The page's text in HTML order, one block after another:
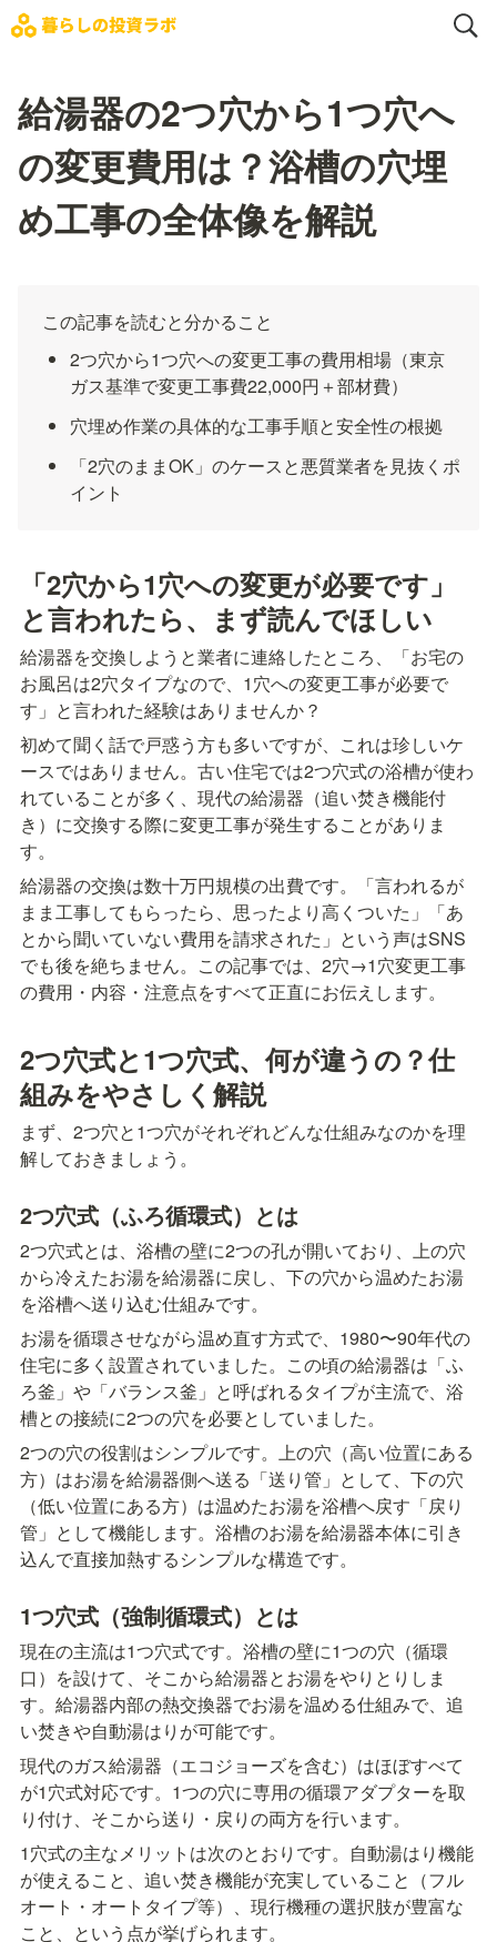
給湯器の2つ穴から1つ穴へ
の変更費用は？浴槽の穴埋
め工事の全体像を解説
この記事を読むと分かること
2つ穴から1つ穴への変更工事の費用相場（東京
ガス基準で変更工事費22,000円＋部材費）
穴埋め作業の具体的な工事手順と安全性の根拠
「2穴のままOK」のケースと悪質業者を見抜くポ
イント
「2穴から1穴への変更が必要です」
と言われたら、まず読んでほしい
給湯器を交換しようと業者に連絡したところ、「お宅の
お風呂は2穴タイプなので、1穴への変更工事が必要で
す」と言われた経験はありませんか？
初めて聞く話で戸惑う方も多いですが、これは珍しいケ
ースではありません。古い住宅では2つ穴式の浴槽が使わ
れていることが多く、現代の給湯器（追い焚き機能付
き）に交換する際に変更工事が発生することがありま
す。
給湯器の交換は数十万円規模の出費です。「言われるが
まま工事してもらったら、思ったより高くついた」「あ
とから聞いていない費用を請求された」という声はSNS
でも後を絶ちません。この記事では、2穴→1穴変更工事
の費用・内容・注意点をすべて正直にお伝えします。
2つ穴式と1つ穴式、何が違うの？仕
組みをやさしく解説
まず、2つ穴と1つ穴がそれぞれどんな仕組みなのかを理
解しておきましょう。
2つ穴式（ふろ循環式）とは
2つ穴式とは、浴槽の壁に2つの孔が開いており、上の穴
から冷えたお湯を給湯器に戻し、下の穴から温めたお湯
を浴槽へ送り込む仕組みです。
お湯を循環させながら温め直す方式で、1980〜90年代の
住宅に多く設置されていました。この頃の給湯器は「ふ
ろ釜」や「バランス釜」と呼ばれるタイプが主流で、浴
槽との接続に2つの穴を必要としていました。
2つの穴の役割はシンプルです。上の穴（高い位置にある
方）はお湯を給湯器側へ送る「送り管」として、下の穴
（低い位置にある方）は温めたお湯を浴槽へ戻す「戻り
管」として機能します。浴槽のお湯を給湯器本体に引き
込んで直接加熱するシンプルな構造です。
1つ穴式（強制循環式）とは
現在の主流は1つ穴式です。浴槽の壁に1つの穴（循環
口）を設けて、そこから給湯器とお湯をやりとりしま
す。給湯器内部の熱交換器でお湯を温める仕組みで、追
い焚きや自動湯はりが可能です。
現代のガス給湯器（エコジョーズを含む）はほぼすべて
が1穴式対応です。1つの穴に専用の循環アダプターを取
り付け、そこから送り・戻りの両方を行います。
1穴式の主なメリットは次のとおりです。自動湯はり機能
が使えること、追い焚き機能が充実していること（フル
オート・オートタイプ等）、現行機種の選択肢が豊富な
こと、という点が挙げられます。